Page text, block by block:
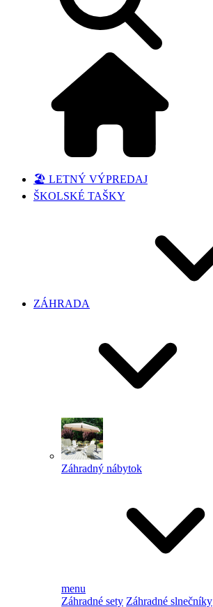
🏖️ LETNÝ VÝPREDAJ
ŠKOLSKÉ TAŠKY
ZÁHRADA
Záhradný nábytok
menu
Záhradné sety Záhradné slnečníky